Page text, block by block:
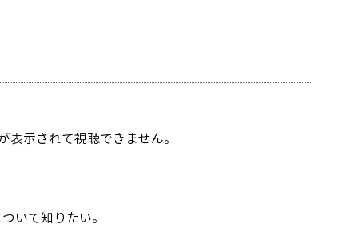
示されて視聴できません。
いて知りたい。